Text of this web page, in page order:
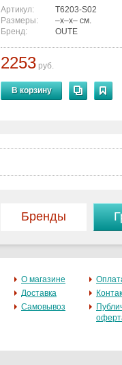
Артикул:
T6203-S02
Размеры:
–x–x– см.
Бренд:
OUTE
2253 руб.
В корзину
Бренды
О магазине
Доставка
Самовывоз